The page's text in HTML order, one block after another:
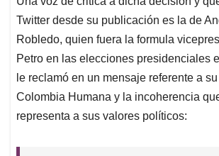
Twitter desde su publicación es la de
Robledo, quien fuera la formula
Petro en las elecciones presidenciales
le reclamó en un mensaje referente a
Colombia Humana y la incoherencia
representa a sus valores políticos: